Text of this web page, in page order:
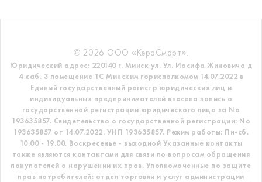
© 2026 ООО «КераСмарт».
Юридический адрес: 220140 г. Минск ул. Ул. Иосифа Жиновича д
4 каб. 3 помещение ТС Минским горисполкомом 14.07.2022 в
Единый государственный регистр юридических лиц и
индивидуальных предпринимателей внесена запись о
государственной регистрации юридического лица за No
193635857. Свидетельство о государственной регистрации: No
193635857 от 14.07.2022. УНП 193635857. Режим работы: Пн-сб.
10.00 - 19.00. Воскресенье - выходной Указанные контакты
также являются контактами для связи по вопросам обращения
покупателей о нарушении их прав. Уполномоченные по защите
прав потребителей: отдел торговли и услуг администрации